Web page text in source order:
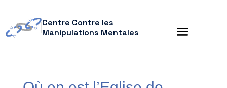
Centre Contre les
Manipulations Mentales